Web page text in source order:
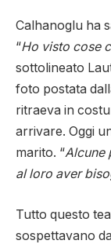
Calhanoglu ha
“Ho visto cose
sottolineato
foto postata
ritraeva in
arrivare. Oggi
marito. “Alcune
al loro aver
Tutto questo
sospettavano